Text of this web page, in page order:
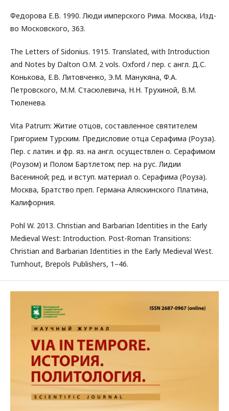
Федорова Е.В. 1990. Люди имперского Рима. Москва, Изд-
во Московского, 363.
The Letters of Sidonius. 1915. Translated, with Introduction
and Notes by Dalton O.M. 2 vols. Oxford / пер. с англ. Д.С.
Конькова, Е.В. Литовченко, Э.М. Манукяна, Ф.А.
Петровского, М.М. Стасюлевича, Н.Н. Трухиной, В.М.
Тюленева.
Vita Patrum: Житие отцов, составленное святителем
Григорием Турским. Предисловие отца Серафима (Роуза).
Пер. с латин. и фр. яз. на англ. осуществлен о. Серафимом
(Роузом) и Полом Бартлетом; пер. на рус. Лидии
Васениной; ред. и вступ. материал о. Серафима (Роуза).
Москва, Братство преп. Германа Аляскинского Платина,
Калифорния.
Pohl W. 2013. Christian and Barbarian Identities in the Early
Medieval West: Introduction. Post-Roman Transitions:
Christian and Barbarian Identities in the Early Medieval West.
Turnhout, Brepols Publishers, 1–46.